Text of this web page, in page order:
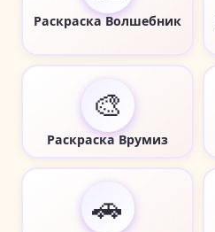
Раскраска Волшебник
🎨
Раскраска Врумиз
🚗